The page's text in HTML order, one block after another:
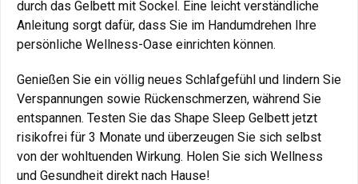
durch das Gelbett mit Sockel. Eine leicht verständliche
Anleitung sorgt dafür, dass Sie im Handumdrehen Ihre
persönliche Wellness-Oase einrichten können.
Genießen Sie ein völlig neues Schlafgefühl und lindern Sie
Verspannungen sowie Rückenschmerzen, während Sie
entspannen. Testen Sie das Shape Sleep Gelbett jetzt
risikofrei für 3 Monate und überzeugen Sie sich selbst
von der wohltuenden Wirkung. Holen Sie sich Wellness
und Gesundheit direkt nach Hause!